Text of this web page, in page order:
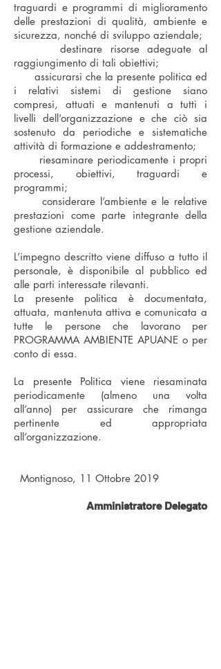
traguardi e programmi di miglioramento
delle prestazioni di qualità, ambiente e
sicurezza, nonché di sviluppo aziendale;
destinare risorse adeguate al
raggiungimento di tali obiettivi;
assicurarsi che la presente politica ed
i relativi sistemi di gestione siano
compresi, attuati e mantenuti a tutti i
livelli dell’organizzazione e che ciò sia
sostenuto da periodiche e sistematiche
attività di formazione e addestramento;
riesaminare periodicamente i propri
processi, obiettivi, traguardi e
programmi;
considerare l’ambiente e le relative
prestazioni come parte integrante della
gestione aziendale.
L’impegno descritto viene diffuso a tutto il
personale, è disponibile al pubblico ed
alle parti interessate rilevanti.
La presente politica è documentata,
attuata, mantenuta attiva e comunicata a
tutte le persone che lavorano per
PROGRAMMA AMBIENTE APUANE o per
conto di essa.
La presente Politica viene riesaminata
periodicamente (almeno una volta
all’anno) per assicurare che rimanga
pertinente ed appropriata
all’organizzazione.
Montignoso, 11 Ottobre 2019
Amministratore Delegato